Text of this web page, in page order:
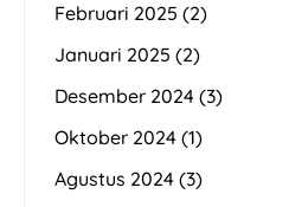
Februari 2025 (2)
Januari 2025 (2)
Desember 2024 (3)
Oktober 2024 (1)
Agustus 2024 (3)